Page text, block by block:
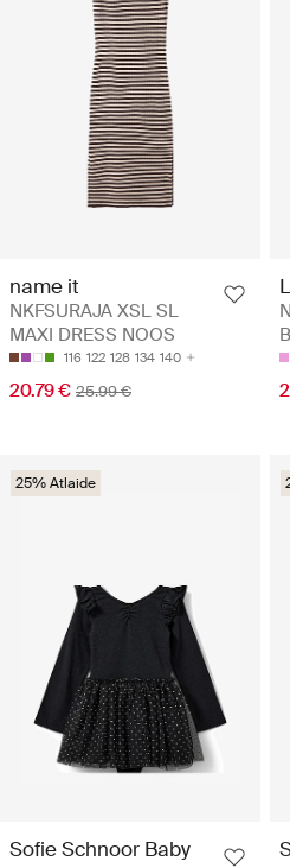
name it
NKFSURAJA XSL SL
MAXI DRESS NOOS
116 122 128 134 140
20.79 € 25.99 €
25% Atlaide
Sofie Schnoor Baby